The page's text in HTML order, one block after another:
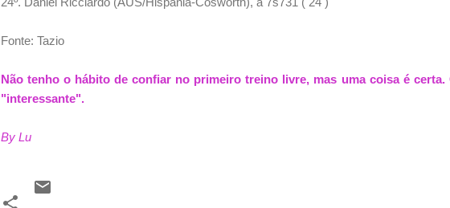
Fonte: Tazio
Não tenho o hábito de confiar no primeiro treino livre, mas uma coisa é
"interessante".
By Lu